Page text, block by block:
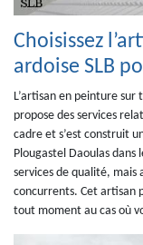
Choisissez
ardoise SLB
L’artisan en peinture sur
propose des services
cadre et s’est construit
Plougastel Daoulas dans
services de qualité, mais
concurrents. Cet artisan
tout moment au cas où